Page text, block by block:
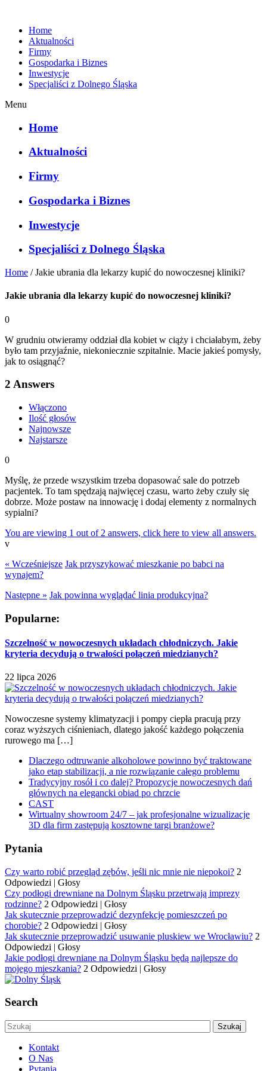
Home
Aktualności
Firmy
Gospodarka i Biznes
Inwestycje
Specjaliści z Dolnego Śląska
Menu
Home
Aktualności
Firmy
Gospodarka i Biznes
Inwestycje
Specjaliści z Dolnego Śląska
Home /Jakie ubrania dla lekarzy kupić do nowoczesnej kliniki?
Jakie ubrania dla lekarzy kupić do nowoczesnej kliniki?
0
W grudniu otwieramy oddział dla kobiet w ciąży i chciałabym, żeby
było tam przyjaźnie, niekoniecznie szpitalnie. Macie jakieś pomysły,
jak to osiągnąć?
2 Answers
Włączono
Ilość głosów
Najnowsze
Najstarsze
0
Myślę, że przede wszystkim trzeba dopasować sale do potrzeb
pacjentek. To tam spędzają najwięcej czasu, warto żeby czuły się
dobrze. Może postaw na innowację i dodaj elementy z normalnych
sypialni?
You are viewing 1 out of 2 answers, click here to view all answers.
v
« Wcześniejsze Jak przyszykować mieszkanie po babci na
wynajem?
Następne » Jak powinna wyglądać linia produkcyjna?
Popularne:
Szczelność w nowoczesnych układach chłodniczych. Jakie
kryteria decydują o trwałości połączeń miedzianych?
22 lipca 2026
Nowoczesne systemy klimatyzacji i pompy ciepła pracują przy
coraz wyższych ciśnieniach, dlatego jakość każdego połączenia
rurowego ma […]
Dlaczego odtruwanie alkoholowe powinno być traktowane
jako etap stabilizacji, a nie rozwiązanie całego problemu
Tradycyjny rosół i co dalej? Propozycje nowoczesnych dań
głównych na elegancki obiad po chrzcie
CAST
Wirtualny showroom 24/7 – jak profesjonalne wizualizacje
3D dla firm zastępują kosztowne targi branżowe?
Pytania
Czy warto robić przegląd zębów, jeśli nic mnie nie niepokoi? 2
Odpowiedzi | Głosy
Czy podłogi drewniane na Dolnym Śląsku przetrwają imprezy
rodzinne? 2 Odpowiedzi | Głosy
Jak skutecznie przeprowadzić dezynfekcję pomieszczeń po
chorobie? 2 Odpowiedzi | Głosy
Jak skutecznie przeprowadzić usuwanie pluskiew we Wrocławiu? 2
Odpowiedzi | Głosy
Jakie podłogi drewniane na Dolnym Śląsku będą najlepsze do
mojego mieszkania? 2 Odpowiedzi | Głosy
Search
Kontakt
O Nas
Pytania